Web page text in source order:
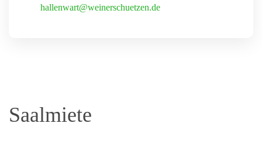
hallenwart@weinerschuetzen.de
Saalmiete